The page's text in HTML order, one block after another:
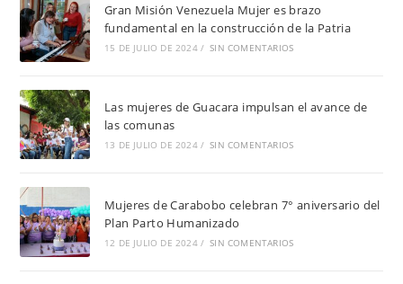
Gran Misión Venezuela Mujer es brazo
fundamental en la construcción de la Patria
15 DE JULIO DE 2024 / SIN COMENTARIOS
Las mujeres de Guacara impulsan el avance de
las comunas
13 DE JULIO DE 2024 / SIN COMENTARIOS
Mujeres de Carabobo celebran 7° aniversario del
Plan Parto Humanizado
12 DE JULIO DE 2024 / SIN COMENTARIOS